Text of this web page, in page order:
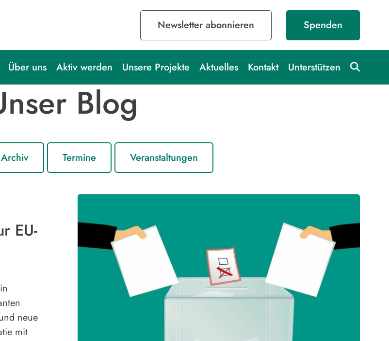
Newsletter abonnieren Spenden
Über uns Aktiv werden Unsere Projekte Aktuelles Kontakt Unterstützen
Blog
Archiv Termine Veranstaltungen
EU-
neue
mit